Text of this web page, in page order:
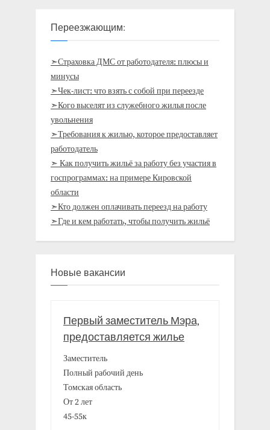
Переезжающим:
➣Страховка ДМС от работодателя: плюсы и
минусы
➣Чек-лист: что взять с собой при переезде
➣Кого выселят из служебного жилья после
увольнения
➣Требования к жилью, которое предоставляет
работодатель
➣ Как получить жильё за работу без участия в
госпрограммах: на примере Кировской
области
➣Кто должен оплачивать переезд на работу
➣Где и кем работать, чтобы получить жильё
Новые вакансии
Первый заместитель Мэра,
предоставляется жилье
Заместитель
Полный рабочий день
Томская область
От 2 лет
45-55к